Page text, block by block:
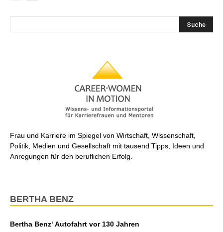
Frau und Karriere im Spiegel von Wirtschaft, Wissenschaft,
Politik, Medien und Gesellschaft mit tausend Tipps, Ideen und
Anregungen für den beruflichen Erfolg.
BERTHA BENZ
Bertha Benz‘ Autofahrt vor 130 Jahren